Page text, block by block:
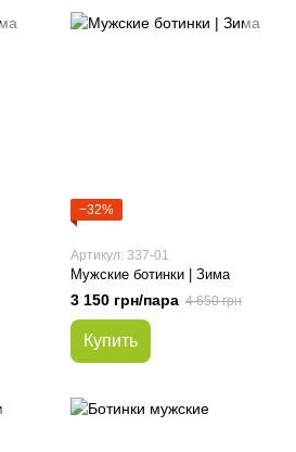
−32%
Артикул: 337-01
Мужские ботинки | Зима
3 150 грн/пара 4 650 грн
Купить